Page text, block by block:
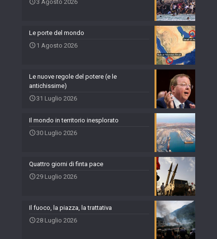
3 Agosto 2026
Le porte del mondo
1 Agosto 2026
Le nuove regole del potere (e le
antichissime)
31 Luglio 2026
Il mondo in territorio inesplorato
30 Luglio 2026
Quattro giorni di finta pace
29 Luglio 2026
Il fuoco, la piazza, la trattativa
28 Luglio 2026